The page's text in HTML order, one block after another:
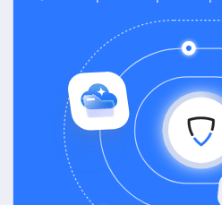
Нужна
дополнительная
информация?